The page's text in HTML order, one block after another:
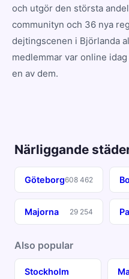
och utgör den största
communityn och 36 nya
dejtingscenen i Björlanda
medlemmar var online
en av dem.
Närliggande
Göteborg608 462
Majorna 29 254
Also popular
Stockholm